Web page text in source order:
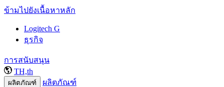
ข้ามไปยังเนื้อหาหลัก
Logitech G
ธุรกิจ
การสนับสนุน
TH,th
ผลิตภัณฑ์ ผลิตภัณฑ์